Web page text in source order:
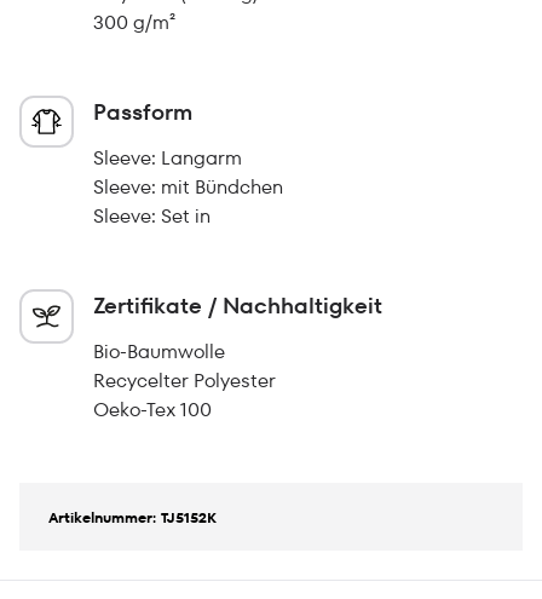
300 g/m²
Passform
Sleeve: Langarm
Sleeve: mit Bündchen
Sleeve: Set in
Zertifikate / Nachhaltigkeit
Bio-Baumwolle
Recycelter Polyester
Oeko-Tex 100
Artikelnummer: TJ5152K